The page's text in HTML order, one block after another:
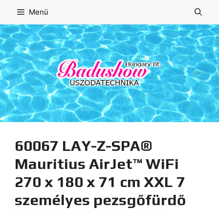
tartalomba
Menü
60067 LAY-Z-SPA®
Mauritius AirJet™ WiFi
270 x 180 x 71 cm XXL 7
személyes pezsgőfürdő